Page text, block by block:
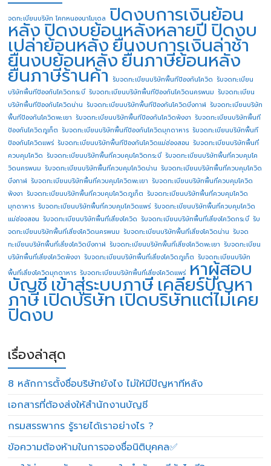
จดทะเบียนบริษัท โคกหนองนาโมเดล ปิดงบการเงินย้อน
หลังปิดงบย้อนหลังหลายปี ปิดงบ
เปล่าย้อนหลังยื่นงบการเงินล่าช้า
ยื่นงบย้อนหลังยื่นภาษีย้อนหลัง
ยื่นภาษีร้านค้า รับจดทะเบียนบริษัทพื้นทีป้องกันโควิด รับจดทะเบียน
บริษัทพื้นทีป้องกันโควิดกระบี่ รับจดทะเบียนบริษัทพื้นทีป้องกันโควิดนครพนม รับจดทะเบียน
บริษัทพื้นทีป้องกันโควิดน่าน รับจดทะเบียนบริษัทพื้นทีป้องกันโควิดบึงกาฬ รับจดทะเบียนบริษัท
พื้นทีป้องกันโควิดพะเยา รับจดทะเบียนบริษัทพื้นทีป้องกันโควิดพังงา รับจดทะเบียนบริษัทพื้นที
ป้องกันโควิดภูเก็ต รับจดทะเบียนบริษัทพื้นทีป้องกันโควิดมุกดาหาร รับจดทะเบียนบริษัทพื้นที
ป้องกันโควิดแพร่ รับจดทะเบียนบริษัทพื้นทีป้องกันโควิดแม่ฮ่องสอน รับจดทะเบียนบริษัทพื้นที่
ควบคุมโควิด รับจดทะเบียนบริษัทพื้นที่ควบคุมโควิดกระบี่ รับจดทะเบียนบริษัทพื้นที่ควบคุมโค
วิดนครพนม รับจดทะเบียนบริษัทพื้นที่ควบคุมโควิดน่าน รับจดทะเบียนบริษัทพื้นที่ควบคุมโควิด
บึงกาฬ รับจดทะเบียนบริษัทพื้นที่ควบคุมโควิดพะเยา รับจดทะเบียนบริษัทพื้นที่ควบคุมโควิด
พังงา รับจดทะเบียนบริษัทพื้นที่ควบคุมโควิดภูเก็ต รับจดทะเบียนบริษัทพื้นที่ควบคุมโควิด
มุกดาหาร รับจดทะเบียนบริษัทพื้นที่ควบคุมโควิดแพร่ รับจดทะเบียนบริษัทพื้นที่ควบคุมโควิด
แม่ฮ่องสอน รับจดทะเบียนบริษัทพื้นที่เสี่ยงโควิด รับจดทะเบียนบริษัทพื้นที่เสี่ยงโควิดกระบี่ รับ
จดทะเบียนบริษัทพื้นที่เสี่ยงโควิดนครพนม รับจดทะเบียนบริษัทพื้นที่เสี่ยงโควิดน่าน รับจด
ทะเบียนบริษัทพื้นที่เสี่ยงโควิดบึงกาฬ รับจดทะเบียนบริษัทพื้นที่เสี่ยงโควิดพะเยา รับจดทะเบียน
บริษัทพื้นที่เสี่ยงโควิดพังงา รับจดทะเบียนบริษัทพื้นที่เสี่ยงโควิดภูเก็ต รับจดทะเบียนบริษัท
พื้นที่เสี่ยงโควิดมุกดาหาร รับจดทะเบียนบริษัทพื้นที่เสี่ยงโควิดแพร่ หาผู้สอบ
บัญชี เข้าสู่ระบบภาษี เคลียร์ปัญหา
ภาษีเปิดบริษัทเปิดบริษัทแต่ไม่เคย
ปิดงบ
เรื่องล่าสุด
8 หลักการตั้งชื่อบริษัทยังไง ไม่ให้มีปัญหาทีหลัง
เอกสารที่ต้องส่งให้สำนักงานบัญชี
กรมสรรพากร รู้รายได้เราอย่างไร ?
ข้อความต้องห้ามในการจองชื่อนิติบุคคล✅